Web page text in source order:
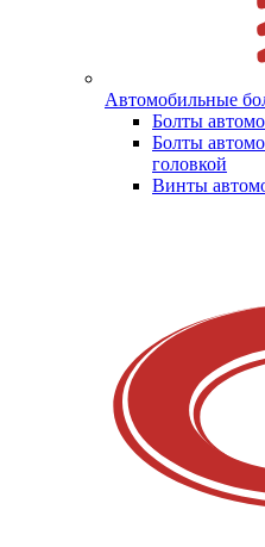
Автомобильные
Болты
Болты
головкой
Винты